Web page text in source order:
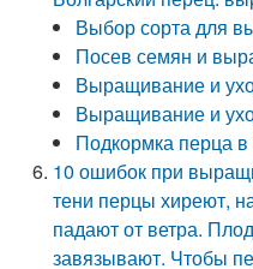
Выбор сорта для
Посев семян и
Выращивание и
Выращивание и
Подкормка перца в
10 ошибок при
тени перцы хиреют,
падают от ветра.
завязывают. Чтобы